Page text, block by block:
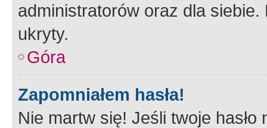
administratorów oraz dla
ukryty.
Góra
Zapomniałem hasła!
Nie martw się! Jeśli twoje